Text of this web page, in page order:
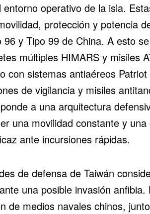
entorno operativo de la isla.
protección y potencia
96 y Tipo 99 de China. A esto
múltiples HIMARS y misiles
con sistemas antiaéreos Patriot
de vigilancia y misiles
a una arquitectura
una movilidad constante y
ante incursiones rápidas.
de defensa de Taiwán
una posible invasión anfibia.
de medios navales chinos,